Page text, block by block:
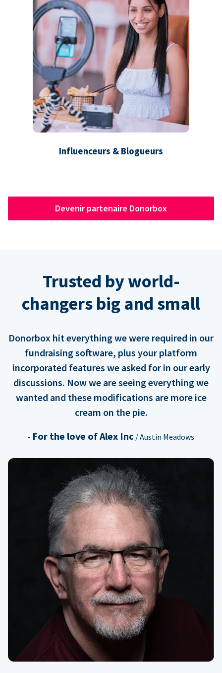
Influenceurs & Blogueurs
Devenir partenaire Donorbox
Trusted by world-
changers big and small
Donorbox hit everything we were required in our
fundraising software, plus your platform
incorporated features we asked for in our early
discussions. Now we are seeing everything we
wanted and these modifications are more ice
cream on the pie.
- For the love of Alex Inc / Austin Meadows